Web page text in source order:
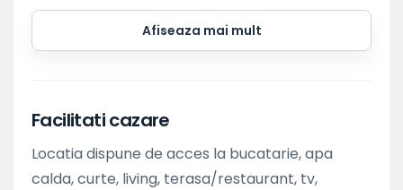
Afiseaza mai mult
Facilitati cazare
Locatia dispune de acces la bucatarie, apa
calda, curte, living, terasa/restaurant, tv,